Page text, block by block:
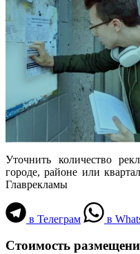
Уточнить количество
городе, районе или
Главрекламы
в Телеграм в
Стоимость